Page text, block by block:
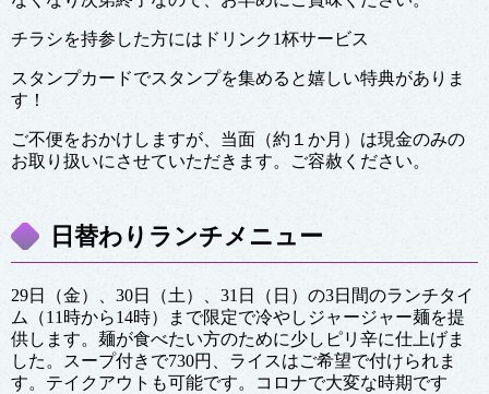
チラシを持参した方にはドリンク1杯サービス
スタンプカードでスタンプを集めると嬉しい特典がありま
す！
ご不便をおかけしますが、当面（約１か月）は現金のみの
お取り扱いにさせていただきます。ご容赦ください。
日替わりランチメニュー
29日（金）、30日（土）、31日（日）の3日間のランチタイ
ム（11時から14時）まで限定で冷やしジャージャー麺を提
供します。麺が食べたい方のために少しピリ辛に仕上げま
した。スープ付きで730円、ライスはご希望で付けられま
す。テイクアウトも可能です。コロナで大変な時期です